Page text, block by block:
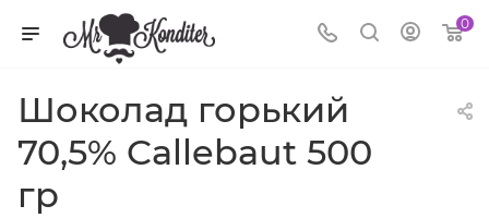
0
Шоколад горький
70,5% Callebaut 500
гр